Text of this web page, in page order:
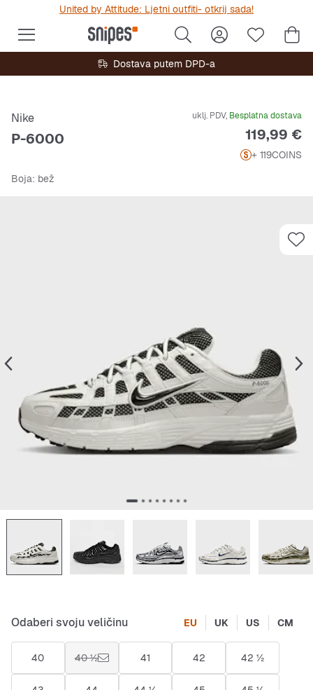
United by Attitude: Ljetni outfiti- otkrij sada!
Dostava putem DPD-a
Nike
P-6000
uklj. PDV, Besplatna dostava
Cijena
119,99 €
+ 119COINS
Boja: bež
Odaberi svoju veličinu EU UK US CM
40 40 ½ 41 42 42 ½